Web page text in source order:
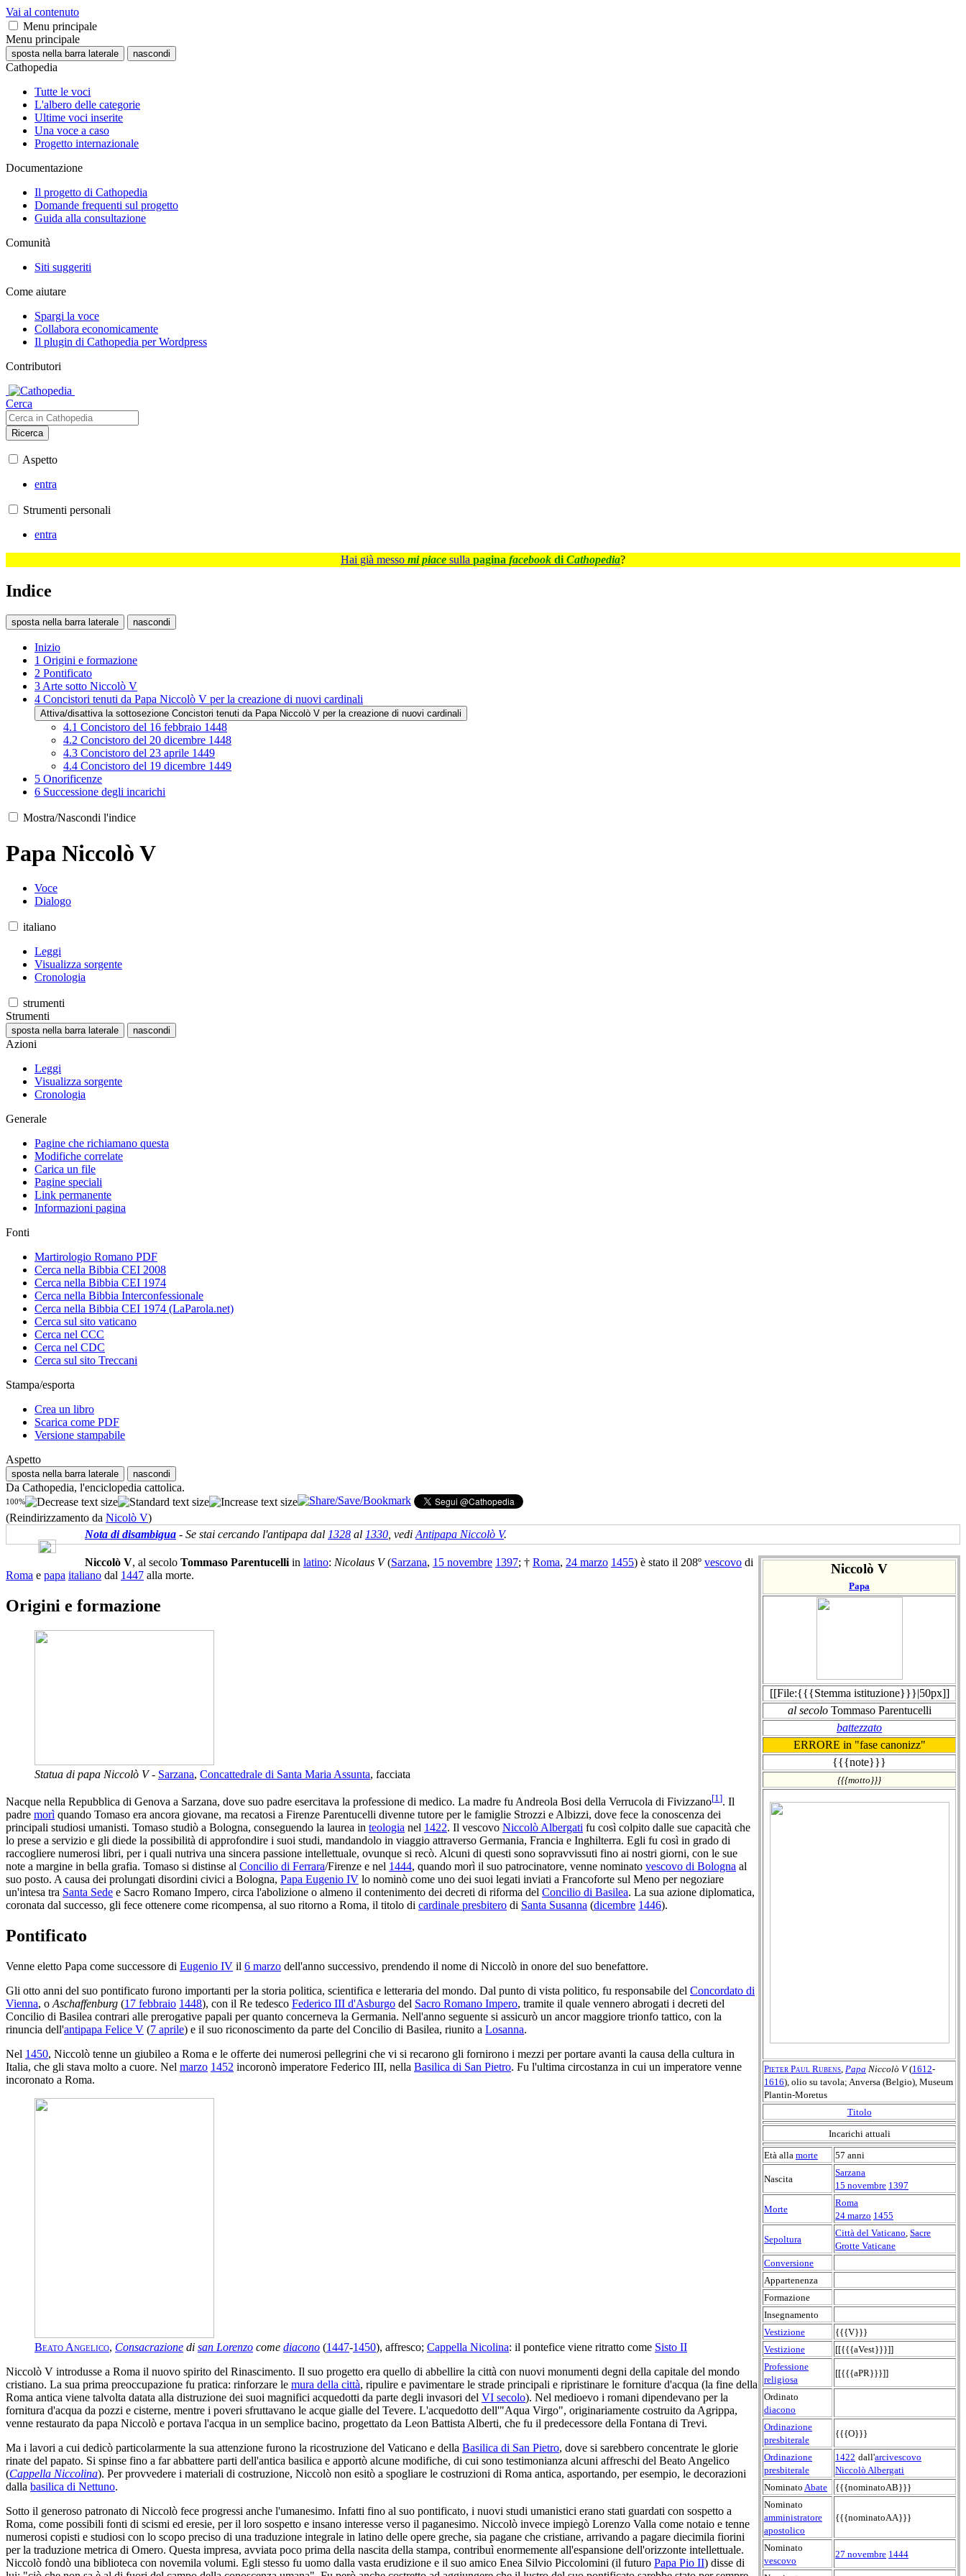
Vai al contenuto
Menu principale
Menu principale
sposta nella barra laterale nascondi
Cathopedia
Tutte le voci
L'albero delle categorie
Ultime voci inserite
Una voce a caso
Progetto internazionale
Documentazione
Il progetto di Cathopedia
Domande frequenti sul progetto
Guida alla consultazione
Comunità
Siti suggeriti
Come aiutare
Spargi la voce
Collabora economicamente
Il plugin di Cathopedia per Wordpress
Contributori
Cerca
Ricerca
Aspetto
entra
Strumenti personali
entra
Hai già messo mi piace sulla pagina facebook di Cathopedia?
Indice
sposta nella barra laterale nascondi
Inizio
1 Origini e formazione
2 Pontificato
3Arte sotto Niccolò V
4 Concistori tenuti da Papa Niccolò V per la creazione di nuovi cardinali
Attiva/disattiva la sottosezione Concistori tenuti da Papa Niccolò V per la creazione di nuovi cardinali
4.1 Concistoro del 16 febbraio 1448
4.2 Concistoro del 20 dicembre 1448
4.3 Concistoro del 23 aprile 1449
4.4 Concistoro del 19 dicembre 1449
5 Onorificenze
6 Successione degli incarichi
Mostra/Nascondi l'indice
Papa Niccolò V
Voce
Dialogo
italiano
Leggi
Visualizza sorgente
Cronologia
strumenti
Strumenti
sposta nella barra laterale nascondi
Azioni
Leggi
Visualizza sorgente
Cronologia
Generale
Pagine che richiamano questa
Modifiche correlate
Carica un file
Pagine speciali
Link permanente
Informazioni pagina
Fonti
Martirologio Romano PDF
Cerca nella Bibbia CEI 2008
Cerca nella Bibbia CEI 1974
Cerca nella Bibbia Interconfessionale
Cerca nella Bibbia CEI 1974 (LaParola.net)
Cerca sul sito vaticano
Cerca nel CCC
Cerca nel CDC
Cerca sul sito Treccani
Stampa/esporta
Crea un libro
Scarica come PDF
Versione stampabile
Aspetto
sposta nella barra laterale nascondi
Da Cathopedia, l'enciclopedia cattolica.
100%
(Reindirizzamento da Nicolò V)
Nota di disambigua - Se stai cercando l'antipapa dal 1328 al 1330 , vedi Antipapa Niccolò V.
Niccolò V
Papa
[[File:{{{Stemma istituzione}}}|50px]]
al secoloTommaso Parentucelli
battezzato
ERRORE in "fase canonizz"
{{{note}}}
{{{motto}}}
Pieter Paul Rubens Papa Niccolò V(1612-
1616), olio su tavola; Anversa (Belgio), Museum
Plantin-Moretus
Titolo
Incarichi attuali
Età alla morte 57 anni
Nascita
Sarzana
15 novembre 1397
Morte
Roma
24 marzo 1455
Sepoltura
Città del Vaticano Sacre
Grotte Vaticane
Conversione
Appartenenza
Formazione
Insegnamento
Vestizione
{{{V}}}
Vestizione
[[{{{aVest}}}]]
Professione
religiosa
[[{{{aPR}}}]]
Ordinato
diacono
Ordinazione
presbiterale
{{{O}}}
Ordinazione
presbiterale
1422 dall'arcivescovo
Niccolò Albergati
Nominato Abate
{{{nominatoAB}}}
Nominato
amministratore
apostolico
{{{nominatoAA}}}
Nominato
vescovo
27 novembre 1444
Niccolò V, al secolo Tommaso Parentucelli in latino: Nicolaus V(Sarzana, 15 novembre 1397; † Roma, 24 marzo 1455) è stato il 208º vescovo di
Roma e papa italiano dal 1447 alla morte.
Origini e formazione
Statua di papa Niccolò V- Sarzana, Concattedrale di Santa Maria Assunta, facciata
Nacque nella Repubblica di Genova a Sarzana, dove suo padre esercitava la professione di medico. La madre fu Andreola Bosi della Verrucola di Fivizzano[1]. Il
padre morì quando Tomaso era ancora giovane, ma recatosi a Firenze Parentucelli divenne tutore per le famiglie Strozzi e Albizzi, dove fece la conoscenza dei
principali studiosi umanisti. Tomaso studiò a Bologna, conseguendo la laurea in teologia nel 1422. Il vescovo Niccolò Albergati fu così colpito dalle sue capacità che
lo prese a servizio e gli diede la possibilità di approfondire i suoi studi, mandandolo in viaggio attraverso Germania, Francia e Inghilterra. Egli fu così in grado di
raccogliere numerosi libri, per i quali nutriva una sincera passione intellettuale, ovunque si recò. Alcuni di questi sono sopravvissuti fino ai nostri giorni, con le sue
note a margine in bella grafia. Tomaso si distinse al Concilio di Ferrara/Firenze e nel 1444, quando morì il suo patrocinatore, venne nominato vescovo di Bologna al
suo posto. A causa dei prolungati disordini civici a Bologna, Papa Eugenio IV lo nominò come uno dei suoi legati inviati a Francoforte sul Meno per negoziare
un'intesa tra Santa Sede e Sacro Romano Impero, circa l'abolizione o almeno il contenimento dei decreti di riforma del Concilio di Basilea. La sua azione diplomatica,
coronata dal successo, gli fece ottenere come ricompensa, al suo ritorno a Roma, il titolo di cardinale presbitero di Santa Susanna (dicembre 1446).
Pontificato
Venne eletto Papa come successore di Eugenio IV il 6 marzo dell'anno successivo, prendendo il nome di Niccolò in onore del suo benefattore.
Gli otto anni del suo pontificato furono importanti per la storia politica, scientifica e letteraria del mondo. Dal punto di vista politico, fu responsabile del Concordato di
Vienna, o Aschaffenburg (17 febbraio 1448), con il Re tedesco Federico III d'Asburgo del Sacro Romano Impero, tramite il quale vennero abrogati i decreti del
Concilio di Basilea contrari alle prerogative papali per quanto concerneva la Germania. Nell'anno seguente si assicurò un ancor maggiore trionfo tattico, con la
rinuncia dell'antipapa Felice V (7 aprile) e il suo riconoscimento da parte del Concilio di Basilea, riunito a Losanna.
Nel 1450, Niccolò tenne un giubileo a Roma e le offerte dei numerosi pellegrini che vi si recarono gli fornirono i mezzi per portare avanti la causa della cultura in
Italia, che gli stava molto a cuore. Nel marzo 1452 incoronò imperatore Federico III, nella Basilica di San Pietro. Fu l'ultima circostanza in cui un imperatore venne
incoronato a Roma.
Beato Angelico, Consacrazione di san Lorenzo come diacono (1447-1450), affresco; Cappella Nicolina: il pontefice viene ritratto come Sisto II
Niccolò V introdusse a Roma il nuovo spirito del Rinascimento. Il suo progetto era quello di abbellire la città con nuovi monumenti degni della capitale del mondo
cristiano. La sua prima preoccupazione fu pratica: rinforzare le mura della città, ripulire e pavimentare le strade principali e ripristinare le forniture d'acqua (la fine della
Roma antica viene talvolta datata alla distruzione dei suoi magnifici acquedotti da parte degli invasori del VI secolo). Nel medioevo i romani dipendevano per la
fornitura d'acqua da pozzi e cisterne, mentre i poveri sfruttavano le acque gialle del Tevere. L'acquedotto dell'"Aqua Virgo", originariamente costruito da Agrippa,
venne restaurato da papa Niccolò e portava l'acqua in un semplice bacino, progettato da Leon Battista Alberti, che fu il predecessore della Fontana di Trevi.
Ma i lavori a cui dedicò particolarmente la sua attenzione furono la ricostruzione del Vaticano e della Basilica di San Pietro, dove si sarebbero concentrate le glorie
rinate del papato. Si spinse fino a far abbattere parti dell'antica basilica e apportò alcune modifiche, di cui sono testimonianza alcuni affreschi del Beato Angelico
(Cappella Niccolina). Per provvedere i materiali di costruzione, Niccolò non esitò a spogliare le costruzioni di Roma antica, asportando, per esempio, le decorazioni
dalla basilica di Nettuno.
Sotto il generoso patronato di Niccolò fece progressi anche l'umanesimo. Infatti fino al suo pontificato, i nuovi studi umanistici erano stati guardati con sospetto a
Roma, come possibili fonti di scismi ed eresie, per il loro sospetto e insano interesse verso il paganesimo. Niccolò invece impiegò Lorenzo Valla come notaio e tenne
numerosi copisti e studiosi con lo scopo preciso di una traduzione integrale in latino delle opere greche, sia pagane che cristiane, arrivando a pagare diecimila fiorini
per la traduzione metrica di Omero. Questa impresa, avviata poco prima della nascita della stampa, contribuì enormemente all'espansione dell'orizzonte intellettuale.
Niccolò fondò una biblioteca con novemila volumi. Egli stesso fu uomo dalla vasta erudizione e il suo amico Enea Silvio Piccolomini (il futuro Papa Pio II) disse di